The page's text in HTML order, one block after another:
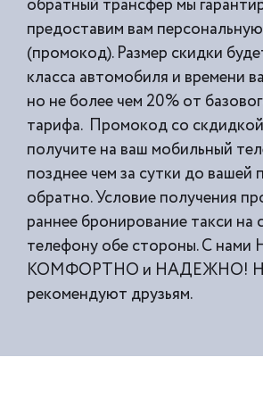
обратный трансфер мы
предоставим вам
(промокод). Размер скидки
класса автомобиля и времени
но не более чем 20% от
тарифа. Промокод со
получите на ваш мобильный
позднее чем за сутки до вашей
обратно. Условие получения
раннее бронирование такси на
телефону обе стороны. С
КОМФОРТНО и НАДЕЖНО!
рекомендуют друзьям.